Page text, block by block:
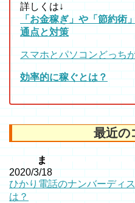
詳しくは↓
「お金稼ぎ」や「節約術
通点と対策
スマホとパソコンどっち
効率的に稼ぐとは？
最近の
ま
2020/3/18
ひかり電話のナンバーディ
は？